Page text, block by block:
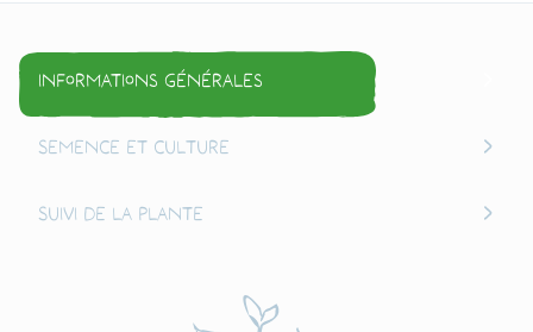
Informations générales
Semence et culture
Suivi de la plante